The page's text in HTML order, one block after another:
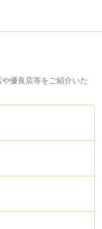
優良店等をご紹介いた